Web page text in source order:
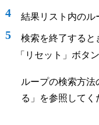
4 結果リスト内のル
5
検索を終了すると
「リセット」ボタ
ループの検索方
る」を参照してく